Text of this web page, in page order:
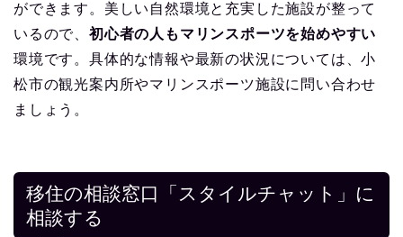
ができます。美しい自然環境と充実した施設が整って
いるので、 初心者の人もマリンスポーツを始めやすい
環境です。具体的な情報や最新の状況については、小
松市の観光案内所やマリンスポーツ施設に問い合わせ
ましょう。
移住の相談窓口「スタイルチャット」に
相談する